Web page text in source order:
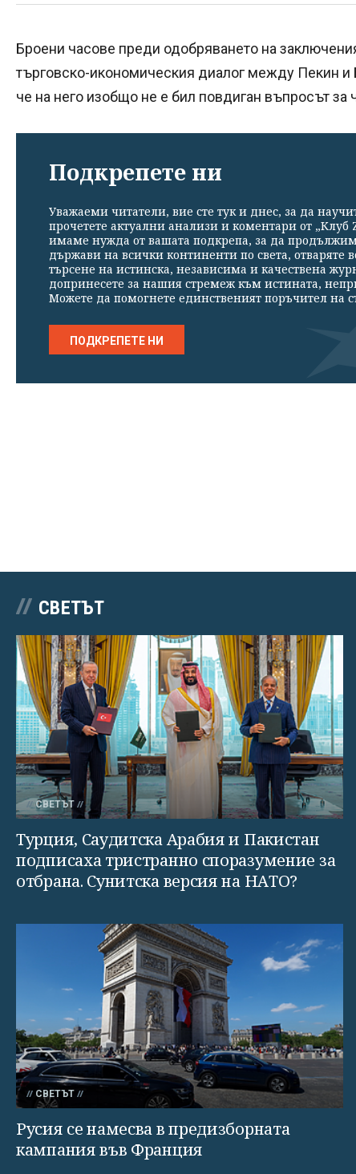
Броени часове преди одобряването на
търговско-икономическия диалог между Пекин
че на него изобщо не е бил повдиган въпросът за
Подкрепете ни
Уважаеми читатели, вие сте тук и днес, за да
прочетете актуални анализи и коментари от
имаме нужда от вашата подкрепа, за да
държави на всички континенти по света, отваряте
търсене на истинска, независима и качествена
допринесете за нашия стремеж към истината,
Можете да помогнете единственият поръчител на
ПОДКРЕПЕТЕ НИ
СВЕТЪТ
СВЕТЪТ
Турция, Саудитска Арабия и Пакистан
подписаха тристранно споразумение за
отбрана. Сунитска версия на НАТО?
СВЕТЪТ
Русия се намесва в предизборната
кампания във Франция